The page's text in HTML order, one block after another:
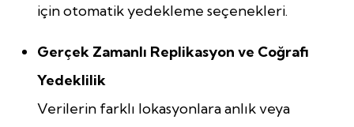
için otomatik yedekleme seçenekleri.
Gerçek Zamanlı Replikasyon ve Coğrafi
Yedeklilik
Verilerin farklı lokasyonlara anlık veya